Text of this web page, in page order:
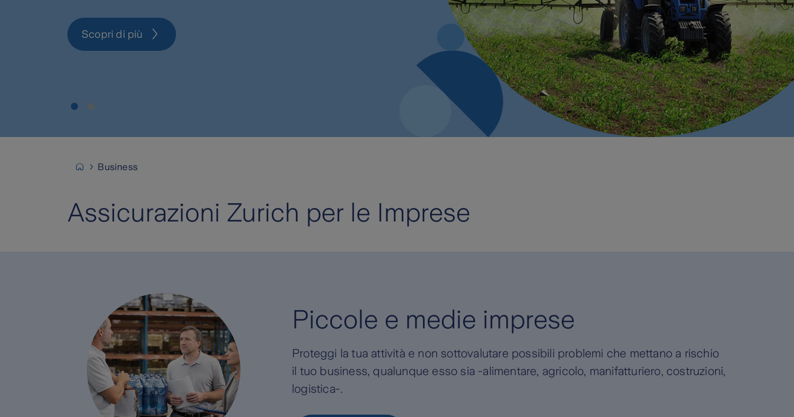
Business
Assicurazioni Zurich per le Imprese
Piccole e medie imprese
Proteggi la tua attività e non sottovalutare possibili problemi che mettano a rischio
il tuo business, qualunque esso sia -alimentare, agricolo, manifatturiero, costruzioni,
logistica-.